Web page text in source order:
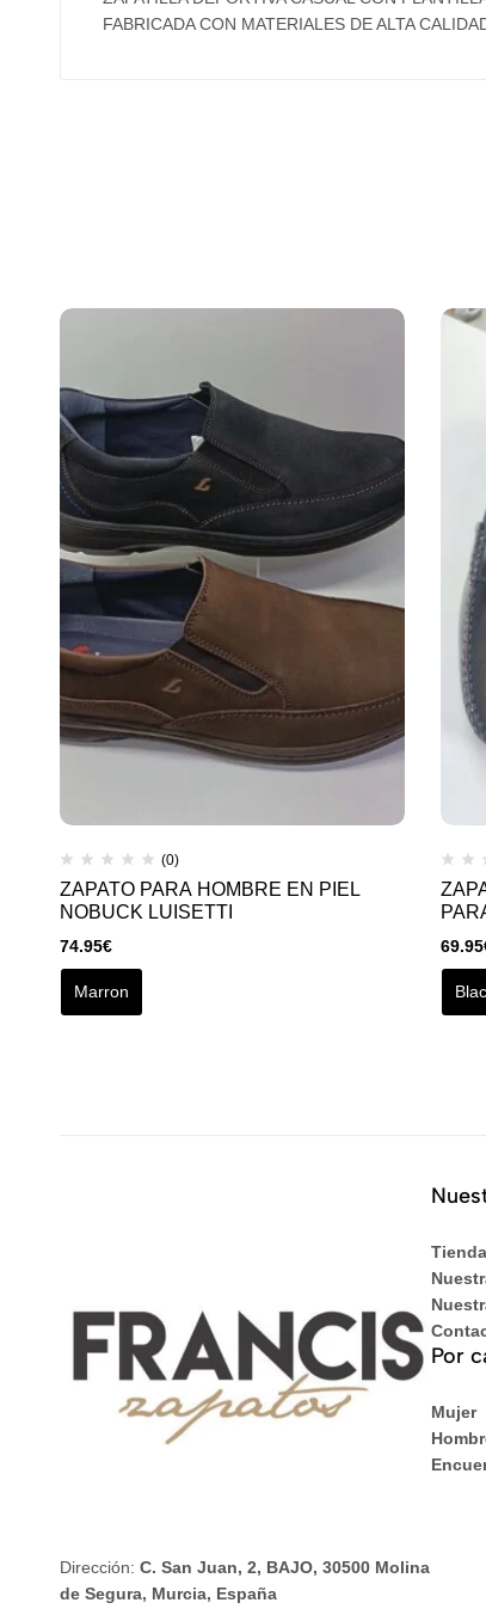
FABRICADA CON MATERIALES DE ALTA
(0)
ZAPATO PARA HOMBRE EN PIEL
NOBUCK LUISETTI
74.95€
Marron
69.95
Dirección: C. San Juan, 2, BAJO, 30500 Molina
de Segura, Murcia, España
Tienda
Por
Mujer